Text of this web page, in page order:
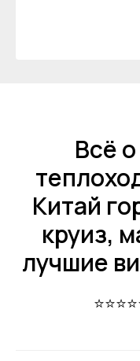
Всё
Китай
круиз,
лучшие